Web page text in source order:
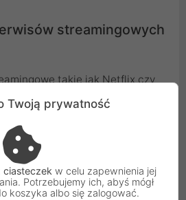
streamingowych
takie jak Netflix czy
zabezpieczenia przed
potrzebujesz urządzeń, które
HDCP. Przewody HDMI Unitek
i wstecznie kompatybilne z HDCP
Twoją prywatność
ciasteczek w celu zapewnienia jej
Potrzebujemy ich, abyś mógł
koszyka albo się zalogować.